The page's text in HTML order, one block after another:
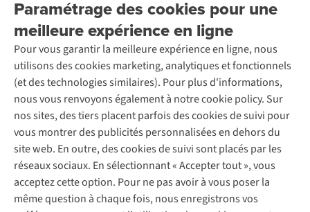
Paramétrage des cookies pour une
meilleure expérience en ligne
Pour vous garantir la meilleure expérience en ligne, nous
utilisons des cookies marketing, analytiques et fonctionnels
(et des technologies similaires). Pour plus d'informations,
nous vous renvoyons également à notre cookie policy. Sur
nos sites, des tiers placent parfois des cookies de suivi pour
vous montrer des publicités personnalisées en dehors du
site web. En outre, des cookies de suivi sont placés par les
réseaux sociaux. En sélectionnant « Accepter tout », vous
acceptez cette option. Pour ne pas avoir à vous poser la
même question à chaque fois, nous enregistrons vos
Rétractation d'une commande
Entretien & réparations
Garantie
Contactez-nous
À propos d’Ayacucho
Nos magasins
À propos d’A.S.Adventure
Déclaration d'accessibilité
Entretien de ski
Service de lavage
Entretien de chaussures
Réparation de chaussures
Réparation de vêtements
Retouches
Pour les entreprises
Découvrez
A.S.Magazine
Explore Camp
Gear Check
Expertise & conseils
Abonnez-vous à la newsletter
Suivez-nous